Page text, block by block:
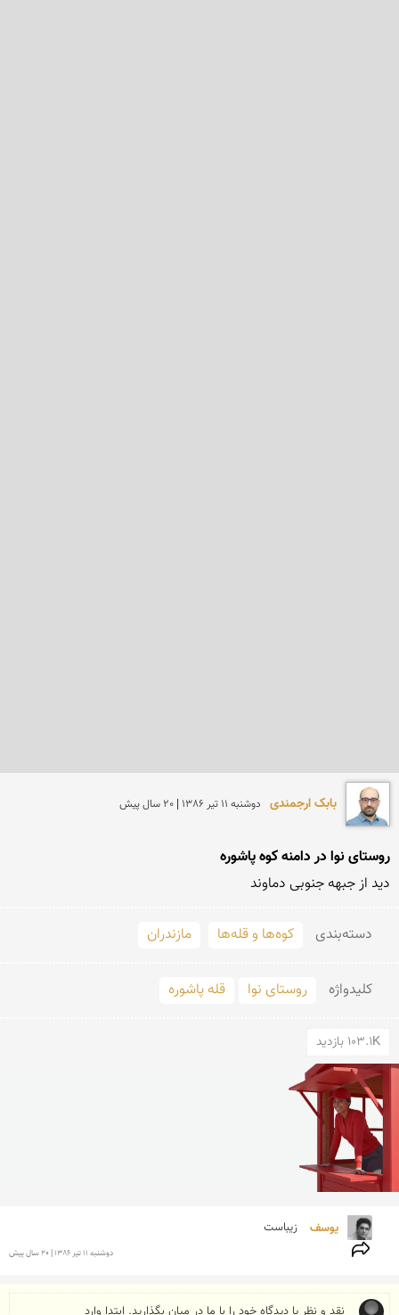
بابک ارجمندی دوشنبه 11 تير 1386 | 20 سال پیش
روستای نوا در دامنه کوه پاشوره
دید از جبهه جنوبی دماوند
دسته‌بندی کوه‌ها و قله‌ها مازندران
کلید‌واژه روستای نوا قله پاشوره
103.1K بازدید
یوسف زیباست
دوشنبه 11 تير 1386 | 20 سال پیش